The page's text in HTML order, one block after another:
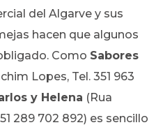
del Algarve y sus
hacen que algunos
Como Sabores
Lopes, Tel. 351 963
y Helena (Rua
289 702 892) es sencillo